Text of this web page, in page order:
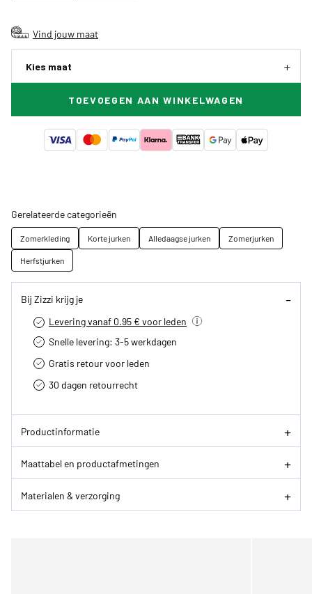
Vind jouw maat
Kies maat
TOEVOEGEN AAN WINKELWAGEN
Gerelateerde categorieën
Zomerkleding Korte jurken Alledaagse jurken
Zomerjurken
Herfstjurken
Bij Zizzi krijg je
Levering vanaf 0.95 € voor leden
Snelle levering: 3-5 werkdagen
Gratis retour voor leden
30 dagen retourrecht­
Productinformatie
Maattabel en productafmetingen
Materialen & verzorging